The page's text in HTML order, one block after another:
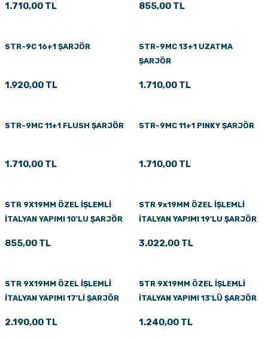
1.710,00 TL 855,00 TL
STR-9C 16+1 ŞARJÖR
1.920,00 TL
STR-9MC 13+1 UZATMA
ŞARJÖR
1.710,00 TL
STR-9MC 11+1 FLUSH ŞARJÖR
1.710,00 TL
STR-9MC 11+1 PINKY ŞARJÖR
1.710,00 TL
STR 9X19MM ÖZEL İŞLEMLİ
İTALYAN YAPIMI 10'LU ŞARJÖR
855,00 TL
STR 9x19MM ÖZEL İŞLEMLİ
İTALYAN YAPIMI 19'LU ŞARJÖR
3.022,00 TL
STR 9X19MM ÖZEL İŞLEMLİ
İTALYAN YAPIMI 17'Lİ ŞARJÖR
2.190,00 TL
STR 9X19MM ÖZEL İŞLEMLİ
İTALYAN YAPIMI 13'LÜ ŞARJÖR
1.240,00 TL